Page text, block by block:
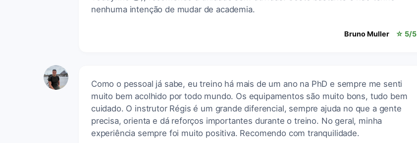
nenhuma intenção de mudar de academia.
Bruno Muller ☆ 5/5
Como o pessoal já sabe, eu treino há mais de um ano na PhD e sempre me senti
muito bem acolhido por todo mundo. Os equipamentos são muito bons, tudo bem
cuidado. O instrutor Régis é um grande diferencial, sempre ajuda no que a gente
precisa, orienta e dá reforços importantes durante o treino. No geral, minha
experiência sempre foi muito positiva. Recomendo com tranquilidade.